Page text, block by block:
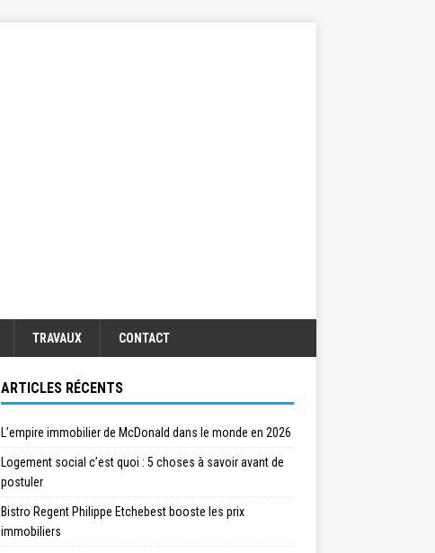
TRAVAUX CONTACT
ARTICLES RÉCENTS
L’empire immobilier de McDonald dans le monde en 2026
Logement social c’est quoi : 5 choses à savoir avant de
postuler
Bistro Regent Philippe Etchebest booste les prix
immobiliers